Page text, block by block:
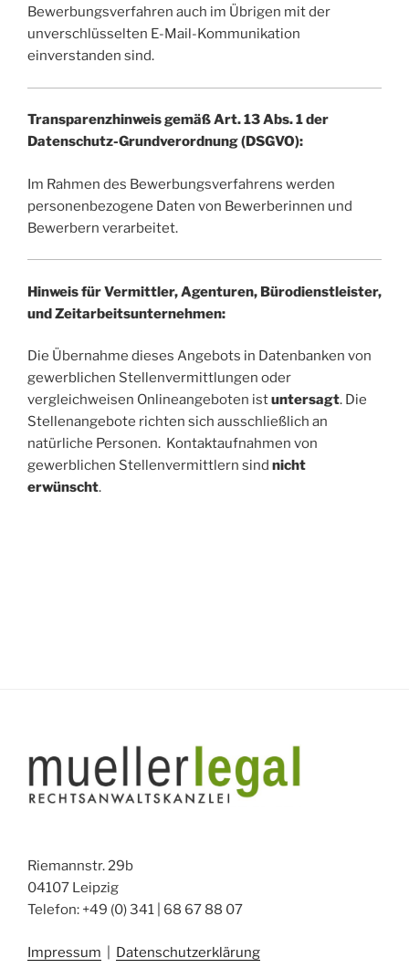
Bewerbungsverfahren auch im Übrigen mit der
unverschlüsselten E-Mail-Kommunikation
einverstanden sind.
Transparenzhinweis gemäß Art. 13 Abs. 1 der
Datenschutz-Grundverordnung (DSGVO):
Im Rahmen des Bewerbungsverfahrens werden
personenbezogene Daten von Bewerberinnen und
Bewerbern verarbeitet.
Hinweis für Vermittler, Agenturen, Bürodienstleister,
und Zeitarbeitsunternehmen:
Die Übernahme dieses Angebots in Datenbanken von
gewerblichen Stellenvermittlungen oder
vergleichweisen Onlineangeboten istuntersagt. Die
Stellenangebote richten sich ausschließlich an
natürliche Personen. Kontaktaufnahmen von
gewerblichen Stellenvermittlern sind nicht
erwünscht.
Riemannstr. 29b
04107 Leipzig
Telefon: +49 (0) 341 | 68 67 88 07
Impressum Datenschutzerklärung